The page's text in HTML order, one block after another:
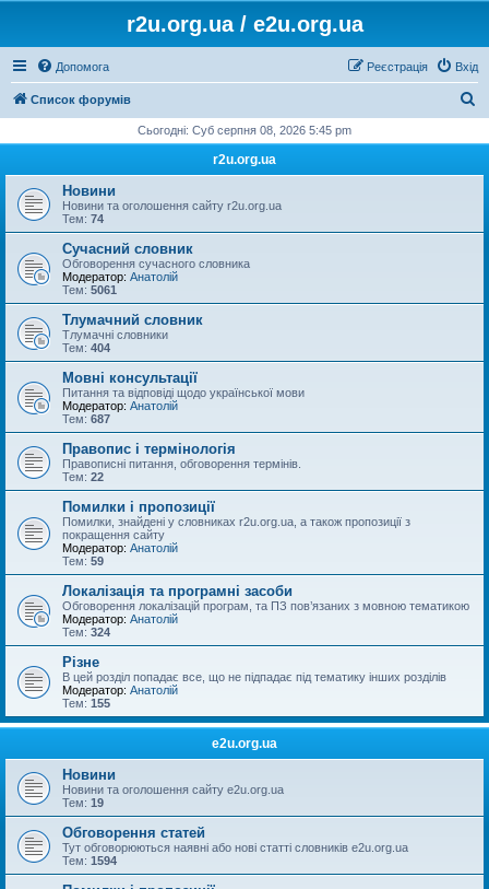
r2u.org.ua / e2u.org.ua
Допомога Вхід
Реєстрація
Список форумів
у
Сьогодні: Суб серпня 08, 2026 5:45 pm
r2u.org.ua
Новини
Новини та оголошення сайту r2u.org.ua
Тем: 74
Сучасний словник
Обговорення сучасного словника
Модератор: Анатолій
Тем: 5061
Тлумачний словник
Тлумачні словники
Тем: 404
Мовні консультації
Питання та відповіді щодо української мови
Модератор: Анатолій
Тем: 687
Правопис і термінологія
Правописні питання, обговорення термінів.
Тем: 22
Помилки і пропозиції
Помилки, знайдені у словниках r2u.org.ua, а також пропозиції з
покращення сайту
Модератор: Анатолій
Тем: 59
Локалізація та програмні засоби
Обговорення локалізацій програм, та ПЗ пов’язаних з мовною тематикою
Модератор: Анатолій
Тем: 324
Різне
В цей розділ попадає все, що не підпадає під тематику інших розділів
Модератор: Анатолій
Тем: 155
e2u.org.ua
Новини
Новини та оголошення сайту e2u.org.ua
Тем: 19
Обговорення статей
Тут обговорюються наявні або нові статті словників e2u.org.ua
Тем: 1594